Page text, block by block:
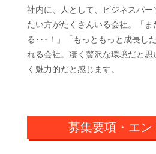
社内に、人として、ビジネスパー
たい方がたくさんいる会社。「ま
る･･･！」「もっともっと成長し
れる会社。凄く贅沢な環境だと
く魅力的だと感じます。
募集要項・エン